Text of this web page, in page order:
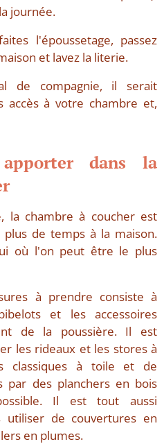
journée.
l'époussetage, passez
et lavez la literie.
de compagnie, il serait
accès à votre chambre et,
dans la
la chambre à coucher est
de temps à la maison.
où l'on peut être le plus
à prendre consiste à
et les accessoires
de la poussière. Il est
les rideaux et les stores à
classiques à toile et de
par des planchers en bois
Il est tout aussi
utiliser de couvertures en
en plumes.